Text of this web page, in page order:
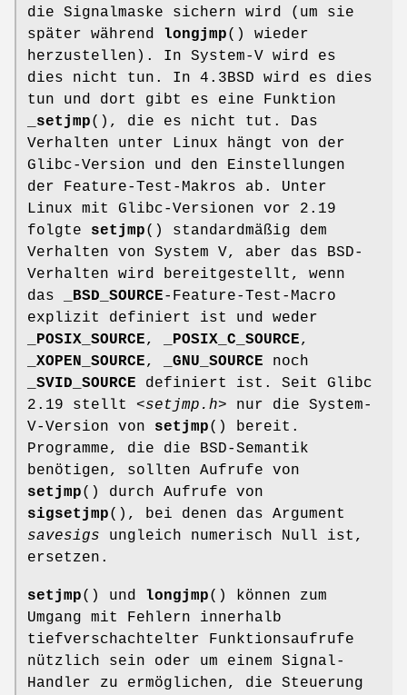
die Signalmaske sichern wird (um sie
später während longjmp() wieder
herzustellen). In System-V wird es
dies nicht tun. In 4.3BSD wird es dies
tun und dort gibt es eine Funktion
_setjmp(), die es nicht tut. Das
Verhalten unter Linux hängt von der
Glibc-Version und den Einstellungen
der Feature-Test-Makros ab. Unter
Linux mit Glibc-Versionen vor 2.19
folgte setjmp() standardmäßig dem
Verhalten von System V, aber das BSD-
Verhalten wird bereitgestellt, wenn
das
_BSD_SOURCE-Feature-Test-Macro
explizit definiert ist und weder
_POSIX_SOURCE, _POSIX_C_SOURCE,
_XOPEN_SOURCE, _GNU_SOURCE noch
_SVID_SOURCE definiert ist. Seit Glibc
2.19 stellt <setjmp.h> nur die System-
V-Version von setjmp() bereit.
Programme, die die BSD-Semantik
benötigen, sollten Aufrufe von
setjmp() durch Aufrufe von
sigsetjmp(), bei denen das Argument
savesigs ungleich numerisch Null ist,
ersetzen.
setjmp() und longjmp() können zum
Umgang mit Fehlern innerhalb
tiefverschachtelter Funktionsaufrufe
nützlich sein oder um einem Signal-
Handler zu ermöglichen, die Steuerung